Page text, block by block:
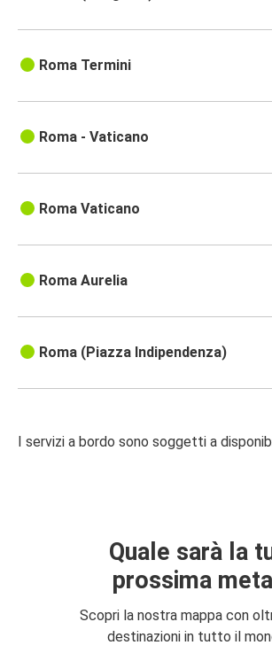
Roma Termini
Roma - Vaticano
Roma Vaticano
Roma Aurelia
Roma (Piazza Indipendenza)
I servizi a bordo sono soggetti a
Quale sarà la
prossima
Scopri la nostra mappa con
destinazioni in tutto il